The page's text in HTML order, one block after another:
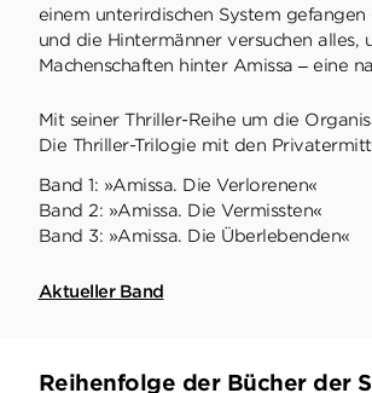
einem unterirdischen System
und die Hintermänner versuchen
Machenschaften hinter Amissa – eine
Mit seiner Thriller-Reihe um die
Die Thriller-Trilogie mit den
Band 1: »Amissa. Die Verlorenen«
Band 2: »Amissa. Die Vermissten«
Band 3: »Amissa. Die Überlebenden«
Aktueller Band
Reihenfolge der Bücher der